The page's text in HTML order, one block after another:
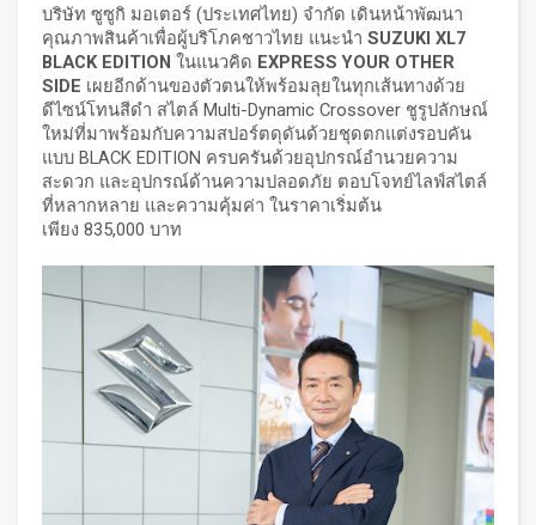
บริษัท ซูซูกิ มอเตอร์ (ประเทศไทย) จำกัด เดินหน้าพัฒนา
คุณภาพสินค้าเพื่อผู้บริโภคชาวไทย แนะนำ SUZUKI XL7
BLACK EDITION ในแนวคิด EXPRESS YOUR OTHER
SIDE เผยอีกด้านของตัวตนให้พร้อมลุยในทุกเส้นทางด้วย
ดีไซน์โทนสีดำ สไตล์ Multi-Dynamic Crossover ชูรูปลักษณ์
ใหม่ที่มาพร้อมกับความสปอร์ตดุดันด้วยชุดตกแต่งรอบคัน
แบบ BLACK EDITION ครบครันด้วยอุปกรณ์อำนวยความ
สะดวก และอุปกรณ์ด้านความปลอดภัย ตอบโจทย์ไลฟ์สไตล์
ที่หลากหลาย และความคุ้มค่า ในราคาเริ่มต้น
เพียง 835,000 บาท